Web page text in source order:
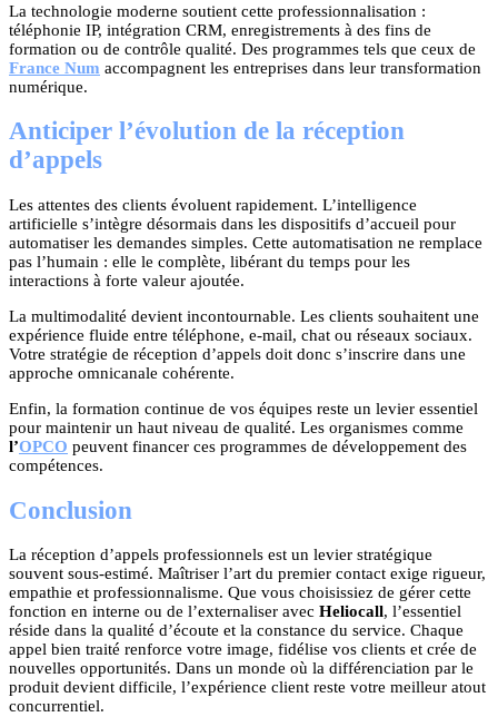
La technologie moderne soutient cette professionnalisation :
téléphonie IP, intégration CRM, enregistrements à des fins de
formation ou de contrôle qualité. Des programmes tels que ceux de
France Num accompagnent les entreprises dans leur transformation
numérique.
Anticiper l’évolution de la réception
d’appels
Les attentes des clients évoluent rapidement. L’intelligence
artificielle s’intègre désormais dans les dispositifs d’accueil pour
automatiser les demandes simples. Cette automatisation ne remplace
pas l’humain : elle le complète, libérant du temps pour les
interactions à forte valeur ajoutée.
La multimodalité devient incontournable. Les clients souhaitent une
expérience fluide entre téléphone, e-mail, chat ou réseaux sociaux.
Votre stratégie de réception d’appels doit donc s’inscrire dans une
approche omnicanale cohérente.
Enfin, la formation continue de vos équipes reste un levier essentiel
pour maintenir un haut niveau de qualité. Les organismes comme
l’OPCO peuvent financer ces programmes de développement des
compétences.
Conclusion
La réception d’appels professionnels est un levier stratégique
souvent sous-estimé. Maîtriser l’art du premier contact exige rigueur,
empathie et professionnalisme. Que vous choisissiez de gérer cette
fonction en interne ou de l’externaliser avec Heliocall, l’essentiel
réside dans la qualité d’écoute et la constance du service. Chaque
appel bien traité renforce votre image, fidélise vos clients et crée de
nouvelles opportunités. Dans un monde où la différenciation par le
produit devient difficile, l’expérience client reste votre meilleur atout
concurrentiel.